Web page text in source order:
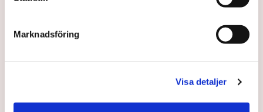
Marknadsföring
Visa detaljer
skrev Tove Lifvendahl
skydda tillståndsgivna verksamheter” mot sabotage,
bör ge utrymme för aktivister att blockera en